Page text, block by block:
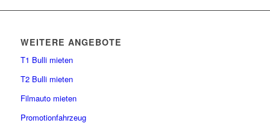
WEITERE ANGEBOTE
T1 Bulli mieten
T2 Bulli mieten
Filmauto mieten
Promotionfahrzeug